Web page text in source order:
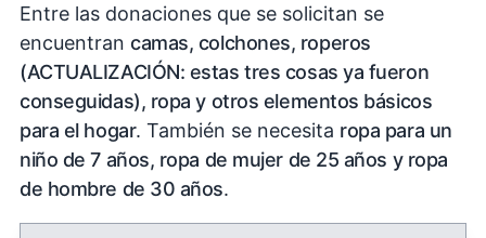
Entre las donaciones que se solicitan se
encuentran camas, colchones, roperos
(ACTUALIZACIÓN: estas tres cosas ya fueron
conseguidas), ropa y otros elementos básicos
para el hogar. También se necesita ropa para un
niño de 7 años, ropa de mujer de 25 años y ropa
de hombre de 30 años.